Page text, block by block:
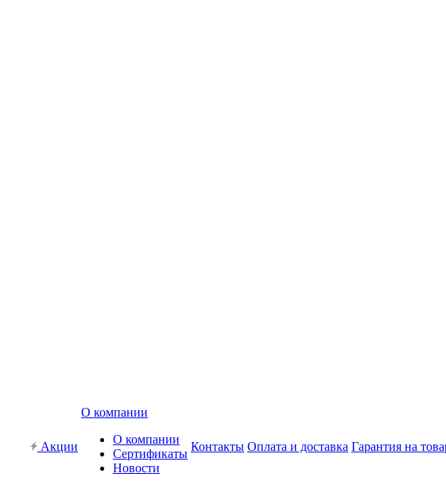
Акции
О компании
О компании
Сертификаты
Новости
Контакты Оплата и доставка Гарантия на